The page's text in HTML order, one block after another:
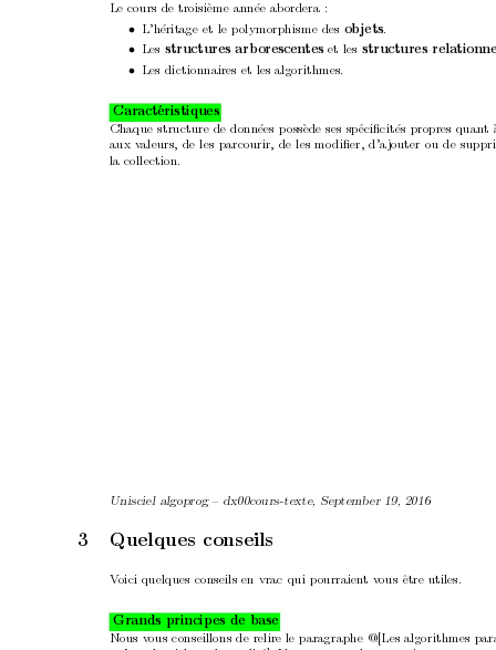
Le cours de troisi`
eme ann´
ee abordera :
• L’h´
eritage et le polymorphisme des objets.
• Les structures arborescentes et les structures
• Les dictionnaires et les algorithmes.
Caract´
eristiques
Chaque structure de donn´
ees poss`
ede ses sp´
eciﬁcit´es propres quant
aux valeurs, de les parcourir, de les modiﬁer, d’ajouter ou de
la collection.
Unisciel algoprog – dx00cours-texte, September 19, 2016
3 Quelques conseils
Voici quelques conseils en vrac qui pourraient vous ˆetre utiles.
Grands principes de base
Nous vous conseillons de relire le paragraphe @[Les algorithmes